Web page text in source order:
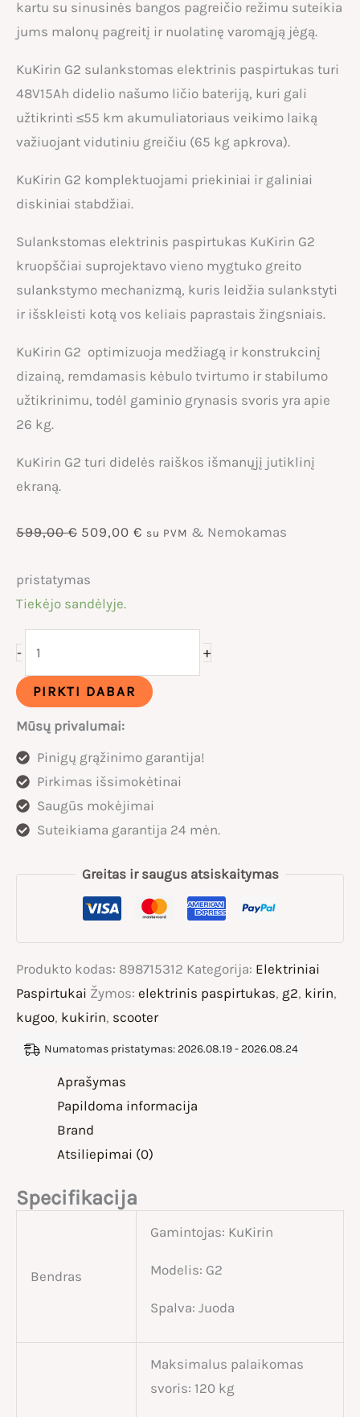
kartu su sinusinės bangos pagreičio režimu suteikia
jums malonų pagreitį ir nuolatinę varomąją jėgą.
KuKirin G2 sulankstomas elektrinis paspirtukas turi
48V15Ah didelio našumo ličio bateriją, kuri gali
užtikrinti ≤55 km akumuliatoriaus veikimo laiką
važiuojant vidutiniu greičiu (65 kg apkrova).
KuKirin G2 komplektuojami priekiniai ir galiniai
diskiniai stabdžiai.
Sulankstomas elektrinis paspirtukas KuKirin G2
kruopščiai suprojektavo vieno mygtuko greito
sulankstymo mechanizmą, kuris leidžia sulankstyti
ir išskleisti kotą vos keliais paprastais žingsniais.
KuKirin G2 optimizuoja medžiagą ir konstrukcinį
dizainą, remdamasis kėbulo tvirtumo ir stabilumo
užtikrinimu, todėl gaminio grynasis svoris yra apie
26 kg.
KuKirin G2 turi didelės raiškos išmanųjį jutiklinį
ekraną.
599,00€ Original
was:
509,00 € Current
509,00 €.
su PVM & Nemokamas
pristatymas
Tiekėjo sandėlyje.
-
KuKirin
Elektrinis
paspirtukas
800W
+
PIRKTI DABAR
Mūsų privalumai:
Pinigų grąžinimo garantija!
Pirkimas išsimokėtinai
Saugūs mokėjimai
Suteikiama garantija 24 mėn.
Greitas ir saugus atsiskaitymas
Produkto kodas: 898715312 Kategorija: Elektriniai
Paspirtukai Žymos: elektrinis paspirtukas, g2, kirin,
kugoo, kukirin, scooter
Numatomas pristatymas: 2026.08.19 - 2026.08.24
Aprašymas
Papildoma informacija
Brand
Atsiliepimai (0)
Specifikacija
Bendras
Gamintojas: KuKirin
Modelis: G2
Spalva: Juoda
Maksimalus palaikomas
svoris: 120 kg